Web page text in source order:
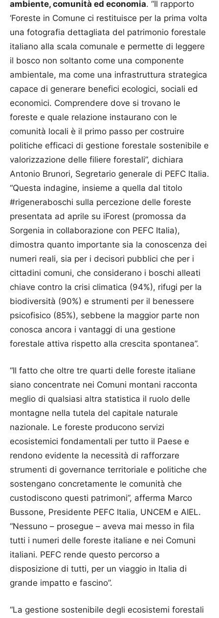
ambiente, comunità ed economia. “Il rapporto
‘Foreste in Comune ci restituisce per la prima volta
una fotografia dettagliata del patrimonio forestale
italiano alla scala comunale e permette di leggere
il bosco non soltanto come una componente
ambientale, ma come una infrastruttura strategica
capace di generare benefici ecologici, sociali ed
economici. Comprendere dove si trovano le
foreste e quale relazione instaurano con le
comunità locali è il primo passo per costruire
politiche efficaci di gestione forestale sostenibile e
valorizzazione delle filiere forestali”, dichiara
Antonio Brunori, Segretario generale di PEFC Italia.
“Questa indagine, insieme a quella dal titolo
#rigeneraboschi sulla percezione delle foreste
presentata ad aprile su iForest (promossa da
Sorgenia in collaborazione con PEFC Italia),
dimostra quanto importante sia la conoscenza dei
numeri reali, sia per i decisori pubblici che per i
cittadini comuni, che considerano i boschi alleati
chiave contro la crisi climatica (94%), rifugi per la
biodiversità (90%) e strumenti per il benessere
psicofisico (85%), sebbene la maggior parte non
conosca ancora i vantaggi di una gestione
forestale attiva rispetto alla crescita spontanea”.
“Il fatto che oltre tre quarti delle foreste italiane
siano concentrate nei Comuni montani racconta
meglio di qualsiasi altra statistica il ruolo delle
montagne nella tutela del capitale naturale
nazionale. Le foreste producono servizi
ecosistemici fondamentali per tutto il Paese e
rendono evidente la necessità di rafforzare
strumenti di governance territoriale e politiche che
sostengano concretamente le comunità che
custodiscono questi patrimoni”, afferma Marco
Bussone, Presidente PEFC Italia, UNCEM e AIEL.
“Nessuno – prosegue – aveva mai messo in fila
tutti i numeri delle foreste italiane e nei Comuni
italiani. PEFC rende questo percorso a
disposizione di tutti, per un viaggio in Italia di
grande impatto e fascino”.
“La gestione sostenibile degli ecosistemi forestali